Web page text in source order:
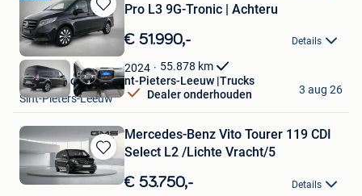
Bewaren
in
Mijn
Favorieten
Pro L3 9G-Tronic | Achteru
€ 51.990,- Details
2024 55.878 km
Dealer onderhouden
Hedin Automotive Sint-Pieters-Leeuw |Trucks
Sint-Pieters-Leeuw
3 aug 26
Bewaren
in
Mercedes-Benz Vito Tourer 119 CDI
Select L2 /Lichte Vracht/5
€ 53.750,- Details